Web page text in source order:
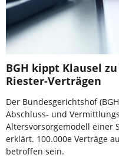
BGH kippt Klausel
Riester-Verträgen
Der Bundesgerichtshof
Abschluss- und
Altersvorsorgemodell einer
erklärt. 100.000e Verträge
betroffen sein.